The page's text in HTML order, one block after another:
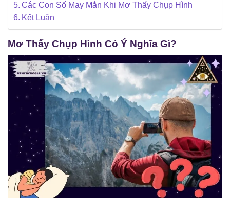
Các Con Số May Mắn Khi Mơ Thấy Chụp Hình
Kết Luận
Mơ Thấy Chụp Hình Có Ý Nghĩa Gì?